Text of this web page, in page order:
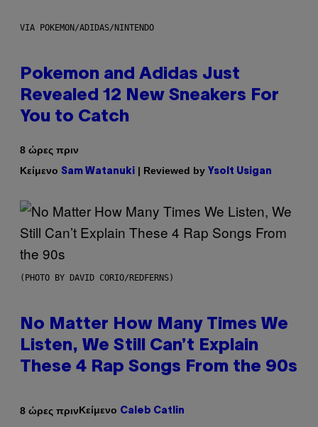
VIA POKEMON/ADIDAS/NINTENDO
Pokemon and Adidas Just
Revealed 12 New Sneakers For
You to Catch
8 ώρες πριν
Κείμενο Sam Watanuki | Reviewed by Ysolt Usigan
(PHOTO BY DAVID CORIO/REDFERNS)
No Matter How Many Times We
Listen, We Still Can’t Explain
These 4 Rap Songs From the 90s
8 ώρες πρινΚείμενο Caleb Catlin